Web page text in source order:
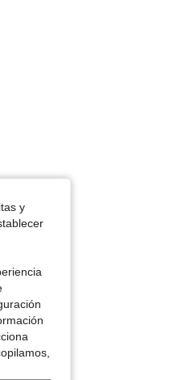
cm / 23 in, Busto: 90 cm / 35 in, Color:
y